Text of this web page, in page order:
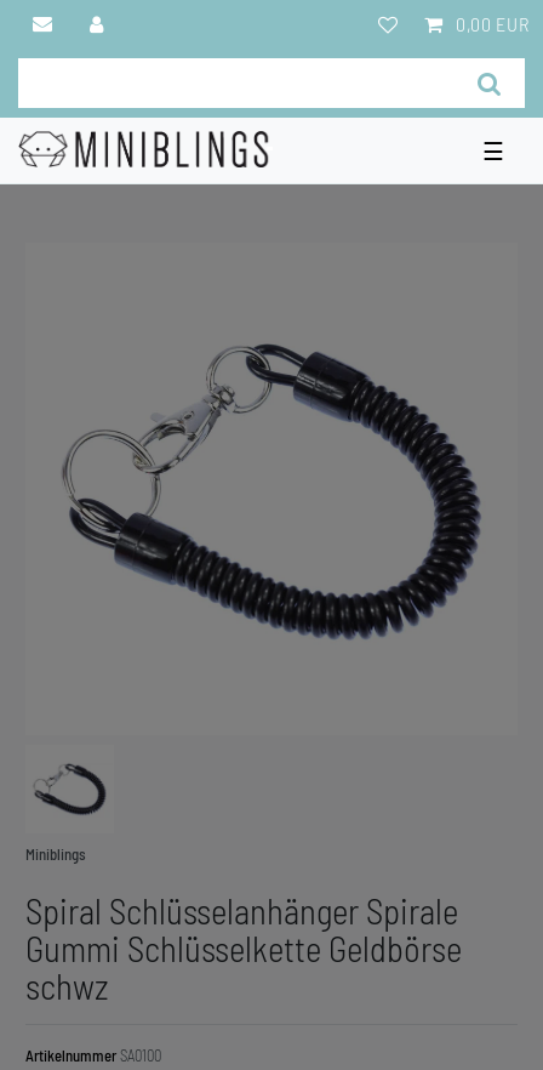
0,00 EUR
☰
Miniblings
Spiral Schlüsselanhänger Spirale
Gummi Schlüsselkette Geldbörse
schwz
ArtikelnummerSA0100